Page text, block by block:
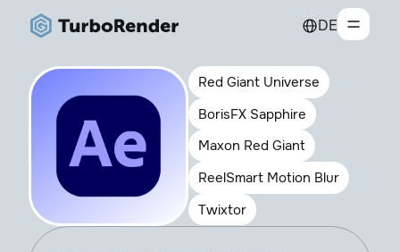
DE
Red Giant Universe
BorisFX Sapphire
Maxon Red Giant
ReelSmart Motion Blur
Twixtor